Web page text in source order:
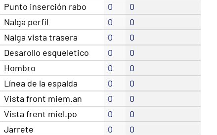
Punto inserción rabo
0
0
Nalga perfil
0
0
Nalga vista trasera
0
0
Desarollo esqueletico
0
0
Hombro
0
0
Línea de la espalda
0
0
Vista front miem.an
0
0
Vista frent miel.po
0
0
Jarrete
0 0